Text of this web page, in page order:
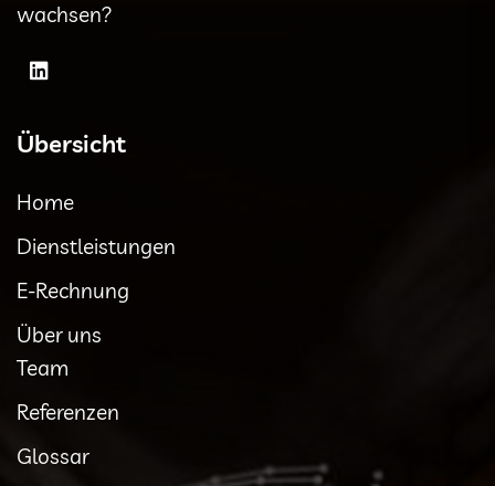
wachsen?
Übersicht
Home
Dienstleistungen
E-Rechnung
Über uns
Team
Referenzen
Glossar